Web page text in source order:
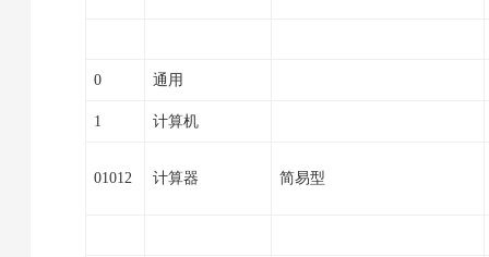
0 通用
1 计算机
01012 计算器 简易型